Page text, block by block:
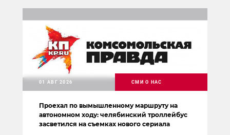
Проехал по вымышленному маршруту на
автономном ходу: челябинский троллейбус
засветился на съемках нового сериала
01 АВГ 2026 СМИ О НАС